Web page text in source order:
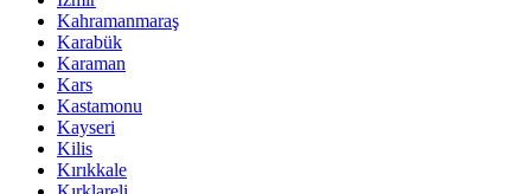
Kahramanmaraş
Karabük
Karaman
Kars
Kastamonu
Kayseri
Kilis
Kırıkkale